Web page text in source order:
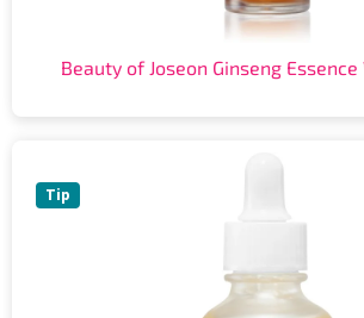
Beauty of Joseon Ginseng
Tip